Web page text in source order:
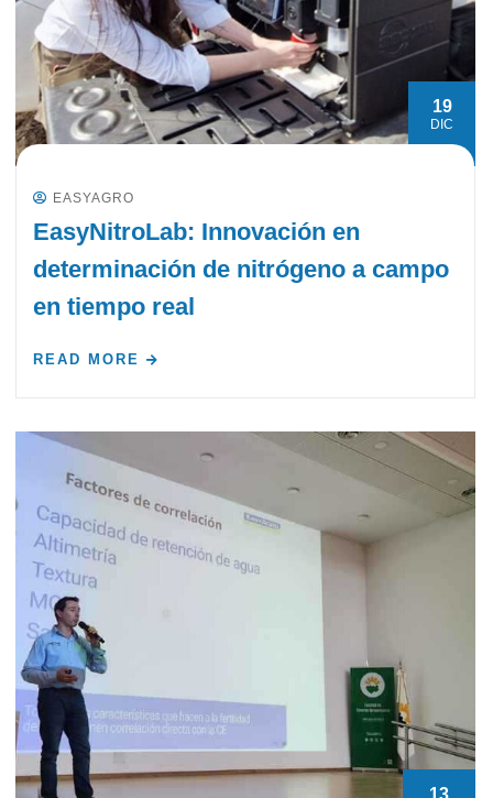
19
DIC
EASYAGRO
EasyNitroLab: Innovación en
determinación de nitrógeno a campo
en tiempo real
READ MORE
13